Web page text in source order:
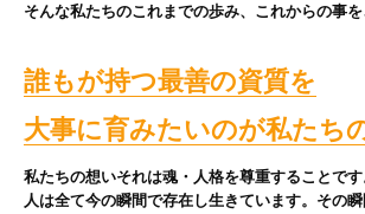
そんな私たちのこれまでの歩み、これからの事を
誰もが持つ最善の資質を
大事に育みたいのが私たち
私たちの想いそれは魂・人格を尊重することです
人は全て今の瞬間で存在し生きています。その